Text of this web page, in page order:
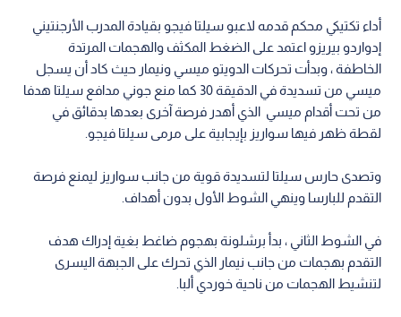
أداء تكتيكي محكم قدمه لاعبو سيلتا فيجو بقيادة المدرب الأرجنتيني
إدواردو بيريزو اعتمد على الضغط المكثف والهجمات المرتدة
الخاطفة ، وبدأت تحركات الدويتو ميسي ونيمار حيث كاد أن يسجل
ميسي من تسديدة في الدقيقة 30 كما منع جوني مدافع سيلتا هدفا
من تحت أقدام ميسي الذي أهدر فرصة آخرى بعدها بدقائق في
لقطة ظهر فيها سواريز بإيجابية على مرمى سيلتا فيجو.
وتصدى حارس سيلتا لتسديدة قوية من جانب سواريز ليمنع فرصة
التقدم للبارسا وينهي الشوط الأول بدون أهداف.
في الشوط الثاني ، بدأ برشلونة بهجوم ضاغط بغية إدراك هدف
التقدم بهجمات من جانب نيمار الذي تحرك على الجبهة اليسرى
لتنشيط الهجمات من ناحية خوردي ألبا.